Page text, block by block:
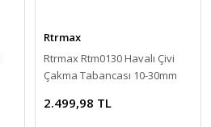
Rtrmax
Rtrmax Rtm0130 Havalı Çivi
Çakma Tabancası 10-30mm
2.499,98 TL